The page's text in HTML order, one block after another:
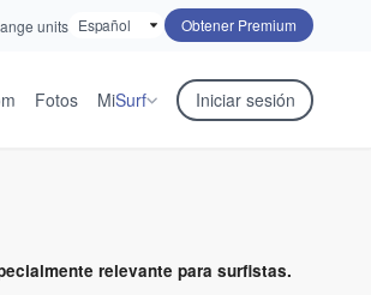
units Obtener Premium
Fotos MiSurf Iniciar sesión
relevante para surfistas.